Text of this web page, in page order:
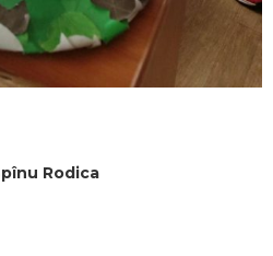
text: Spînu Rodica